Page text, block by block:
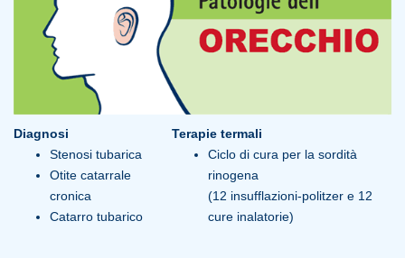
Diagnosi
Terapie termali
Stenosi tubarica
Otite catarrale
cronica
Catarro tubarico
Ciclo di cura per la sordità
rinogena
(12 insufflazioni-politzer e 12
cure inalatorie)